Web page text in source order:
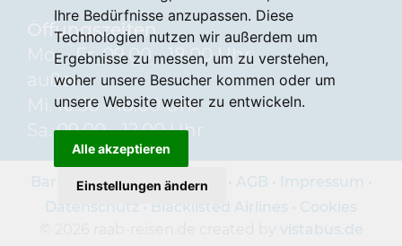
Ihre Bedürfnisse anzupassen. Diese
Technologien nutzen wir außerdem um
Ergebnisse zu messen, um zu verstehen,
woher unsere Besucher kommen oder um
unsere Website weiter zu entwickeln.
Alle akzeptieren
Einstellungen ändern
Öffungszeiten
Mo. - Fr. 09.00 - 18.00 Uhr
außer
Mi. 10.30 - 18.00 Uhr
Sa. 09.00 - 12.00 Uhr
Barrierefreiheitserklärung AGB Impressum
Datenschutz
Blacklisted Airlines
Cookies
vistabus.de